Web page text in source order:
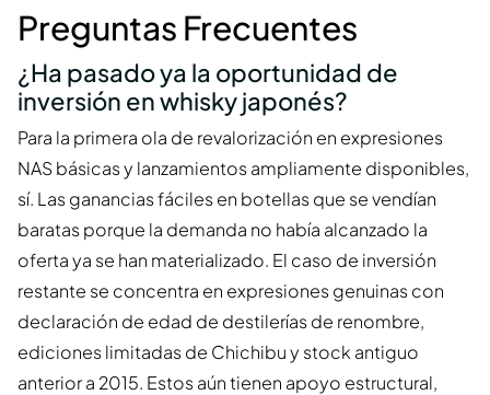
Preguntas Frecuentes
¿Ha pasado ya la oportunidad de
inversión en whisky japonés?
Para la primera ola de revalorización en expresiones
NAS básicas y lanzamientos ampliamente disponibles,
sí. Las ganancias fáciles en botellas que se vendían
baratas porque la demanda no había alcanzado la
oferta ya se han materializado. El caso de inversión
restante se concentra en expresiones genuinas con
declaración de edad de destilerías de renombre,
ediciones limitadas de Chichibu y stock antiguo
anterior a 2015. Estos aún tienen apoyo estructural,